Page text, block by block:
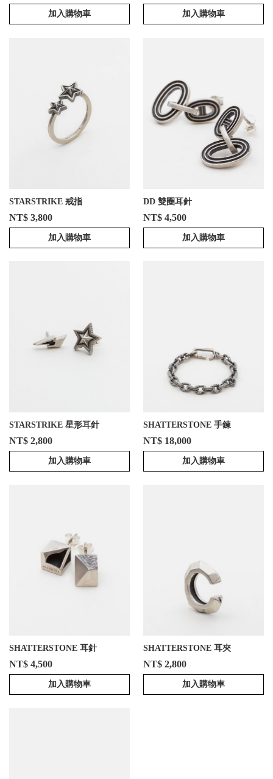
加入購物車 加入購物車
STARSTRIKE 戒指
NT$ 3,800
加入購物車
DD 雙圈耳針
NT$ 4,500
加入購物車
STARSTRIKE 星形耳針
NT$ 2,800
加入購物車
SHATTERSTONE 手鍊
NT$ 18,000
加入購物車
SHATTERSTONE 耳針
NT$ 4,500
加入購物車
SHATTERSTONE 耳夾
NT$ 2,800
加入購物車